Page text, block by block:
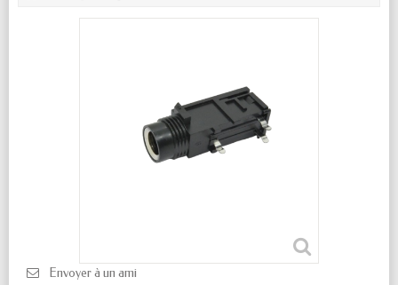
Envoyer à un ami